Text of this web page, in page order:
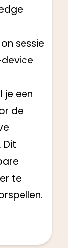
sessie
je een
de
Dit
te